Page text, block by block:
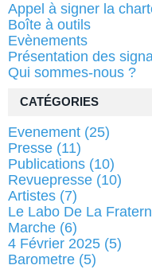
Appel à signer la
Boîte à outils
Evènements
Présentation des
Qui sommes-nous ?
CATÉGORIES
Evenement (25)
Presse (11)
Publications (10)
Revuepresse (10)
Artistes (7)
Le Labo De La
Marche (6)
4 Février 2025 (5)
Barometre (5)